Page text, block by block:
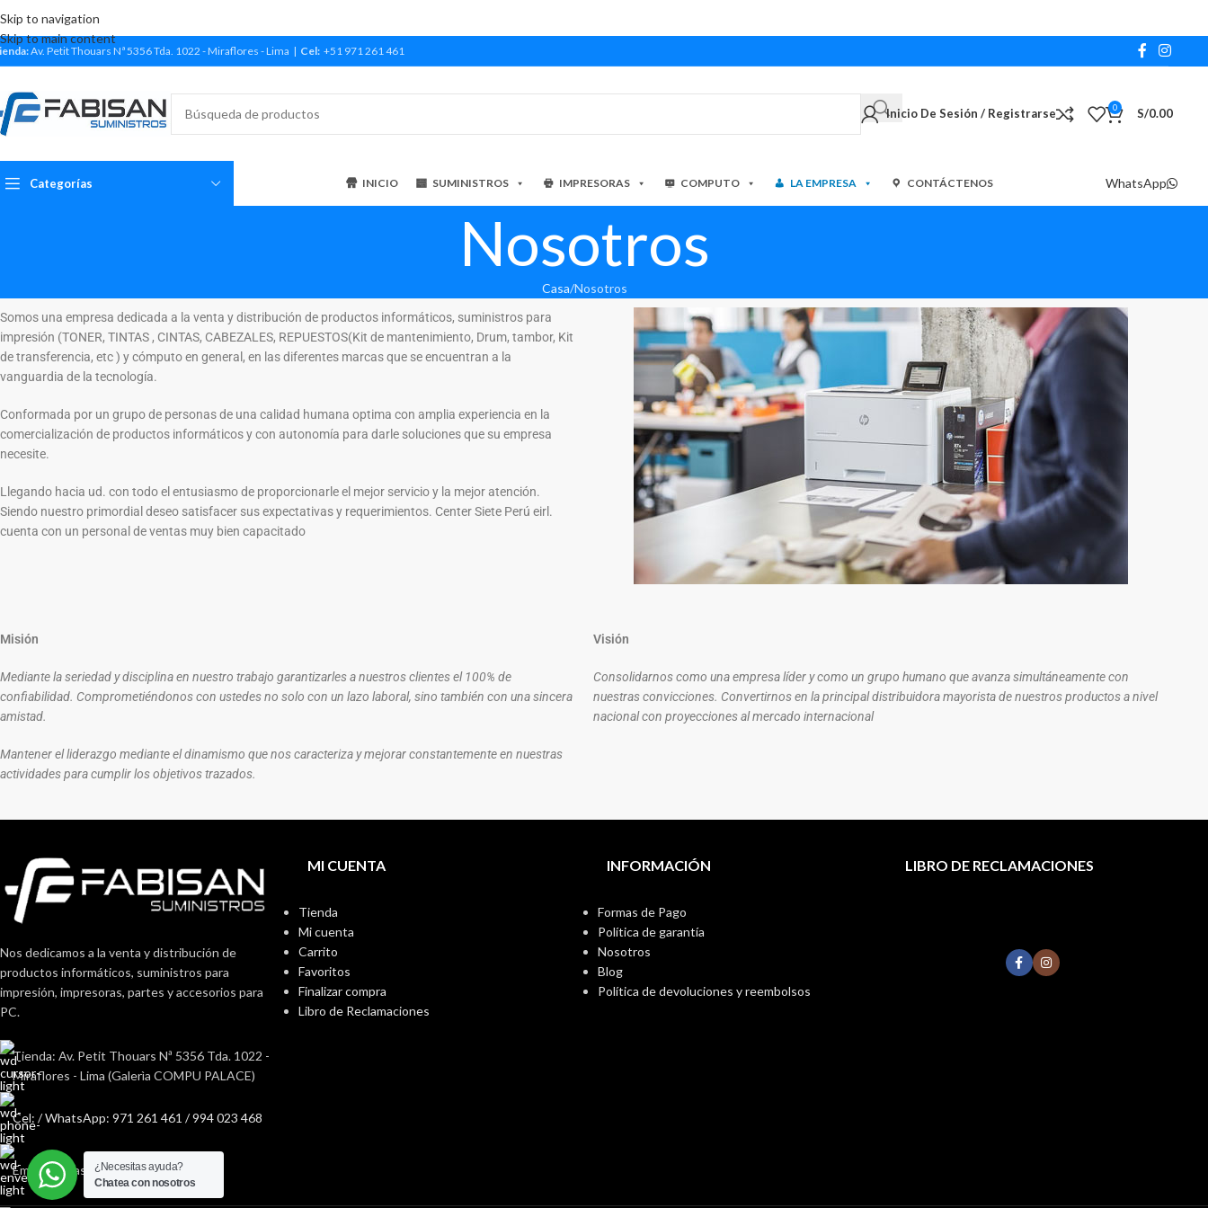
Skip to navigation
Skip to main content
Av. Petit Thouars Nª 5356 Tda. 1022 - Miraflores - Lima | Cel: +51 971 261 461
Inicio De Sesión / Registrarse 0 S/0.00
Categorías INICIO SUMINISTROS IMPRESORAS COMPUTO LA EMPRESA CONTÁCTENOS WhatsApp
Nosotros
Casa Nosotros
Somos una empresa dedicada a la venta y distribución de productos informáticos, suministros para
impresión (TONER, TINTAS , CINTAS, CABEZALES, REPUESTOS(Kit de mantenimiento, Drum, tambor, Kit
de transferencia, etc ) y cómputo en general, en las diferentes marcas que se encuentran a la
vanguardia de la tecnología.
Conformada por un grupo de personas de una calidad humana optima con amplia experiencia en la
comercialización de productos informáticos y con autonomía para darle soluciones que su empresa
necesite.
Llegando hacia ud. con todo el entusiasmo de proporcionarle el mejor servicio y la mejor atención.
Siendo nuestro primordial deseo satisfacer sus expectativas y requerimientos. Center Siete Perú eirl.
cuenta con un personal de ventas muy bien capacitado
Misión
Mediante la seriedad y disciplina en nuestro trabajo garantizarles a nuestros clientes el 100% de
confiabilidad. Comprometiéndonos con ustedes no solo con un lazo laboral, sino también con una sincera
amistad.
Mantener el liderazgo mediante el dinamismo que nos caracteriza y mejorar constantemente en nuestras
actividades para cumplir los objetivos trazados.
Visión
Consolidarnos como una empresa líder y como un grupo humano que avanza simultáneamente con
nuestras convicciones. Convertirnos en la principal distribuidora mayorista de nuestros productos a nivel
nacional con proyecciones al mercado internacional
Nos dedicamos a la venta y distribución de
productos informáticos, suministros para
impresión, impresoras, partes y accesorios para
PC.
Tienda: Av. Petit Thouars Nª 5356 Tda. 1022 -
Miraflores - Lima (Galerìa COMPU PALACE)
Cel: / WhatsApp: 971 261 461 / 994 023 468
Email: ventas@fabisan.pe
MI CUENTA
Tienda
Mi cuenta
Carrito
Favoritos
Finalizar compra
Libro de Reclamaciones
INFORMACIÓN
Formas de Pago
Política de garantía
Nosotros
Blog
Política de devoluciones y reembolsos
LIBRO DE RECLAMACIONES
¿Necesitas ayuda?
Chatea con nosotros